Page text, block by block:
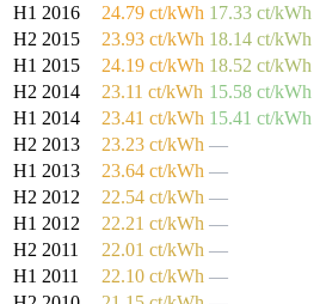
H1 2016
24.79 ct/kWh 17.33 ct/kWh
H2 2015
23.93 ct/kWh 18.14 ct/kWh
H1 2015
24.19 ct/kWh 18.52 ct/kWh
H2 2014
23.11 ct/kWh 15.58 ct/kWh
H1 2014
23.41 ct/kWh 15.41 ct/kWh
H2 2013
23.23 ct/kWh —
H1 2013
23.64 ct/kWh —
H2 2012
22.54 ct/kWh —
H1 2012
22.21 ct/kWh —
H2 2011
22.01 ct/kWh —
H1 2011
22.10 ct/kWh —